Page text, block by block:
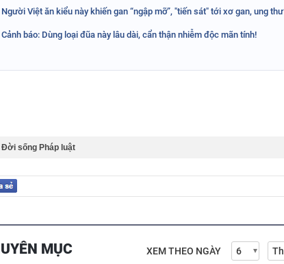
Người Việt ăn kiểu này khiến gan “ngập mỡ”, "tiến sát" tới xơ gan, ung thư
Cảnh báo: Dùng loại đũa này lâu dài, cẩn thận nhiễm độc mãn tính!
Đời sống Pháp luật
MỤC XEM THEO NGÀY